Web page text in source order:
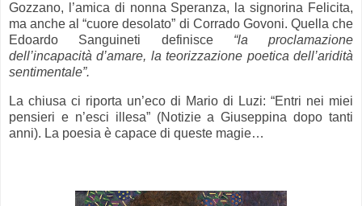
Gozzano, l’amica di nonna Speranza, la signorina Felicita,
ma anche al “cuore desolato” di Corrado Govoni. Quella che
Edoardo Sanguineti definisce“la proclamazione
dell’incapacità d’amare, la teorizzazione poetica dell’aridità
sentimentale”.
La chiusa ci riporta un’eco di Mario di Luzi: “Entri nei miei
pensieri e n’esci illesa” (Notizie a Giuseppina dopo tanti
anni). La poesia è capace di queste magie…